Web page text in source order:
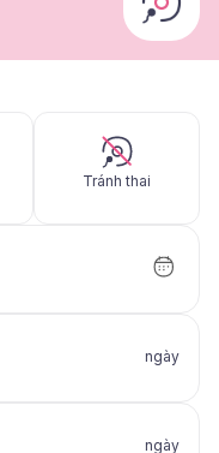
Tránh thai
ngày
ngày